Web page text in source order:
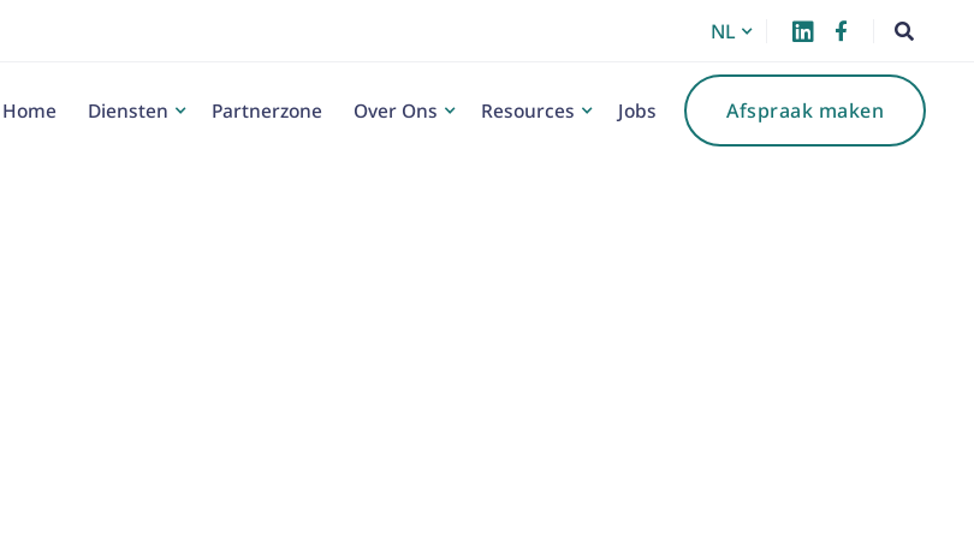
NL   
Home Diensten Partnerzone Over Ons Resources Jobs Afspraak maken